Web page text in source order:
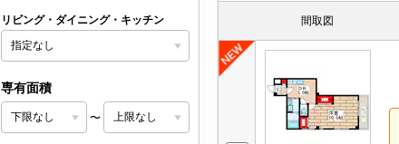
リビング・ダイニング・キッチン
専有面積
〜
間取図